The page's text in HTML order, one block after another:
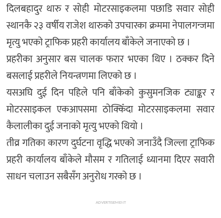
दिलबहादुर थारु र सोही मोटरसाइकलमा पछाडि सवार सोही
स्थानकै २३ वर्षीय राजेश थारुको उपचारका क्रममा नेपालगन्जमा
मृत्यु भएको ट्राफिक प्रहरी कार्यालय बाँकेले जनाएकाे छ ।
प्रहरीका अनुसार बस चालक फरार भएका थिए । ठक्कर दिने
बसलाई प्रहरीले नियन्त्रणमा लिएको छ ।
यसअघि दुई दिन पहिले पनि बाँकेको कुसुमनजिक ट्याङ्कर र
मोटरसाइकल एकआपसमा ठोक्किँदा मोटरसाइकलमा सवार
कैलालीका दुई जनाको मृत्यु भएको थियो ।
तीव्र गतिका कारण दुर्घटना वृद्धि भएको जनाउँदै जिल्ला ट्राफिक
प्रहरी कार्यालय बाँकेले मौसम र गतिलाई ध्यानमा दिएर सवारी
साधन चलाउन सबैसँग अनुरोध गरको छ ।
ADVERTISEMENT